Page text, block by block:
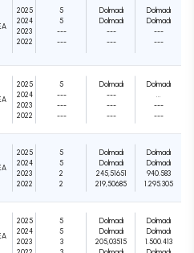
2025
2024
2023
2022
5
5
---
---
Dolmadı
Dolmadı
---
---
Dolmadı
Dolmadı
---
---
2025
2024
2023
2022
5
---
---
---
Dolmadı
---
---
---
Dolmadı
---
---
2025
2024
2023
2022
5
5
2
2
Dolmadı
Dolmadı
245,51651
219,50685
Dolmadı
Dolmadı
940.583
1.295.305
2025
2024
2023
5
5
3
Dolmadı
Dolmadı
205,03515
Dolmadı
Dolmadı
1.500.413